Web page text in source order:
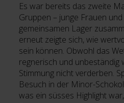
Es war bereits das zweite
Gruppen – junge Frauen
gemeinsamen Lager
erneut zeigte sich, wie
sein können. Obwohl das
regnerisch und unbeständig
Stimmung nicht verderben.
Besuch in der Minor-
was ein süsses Highlight